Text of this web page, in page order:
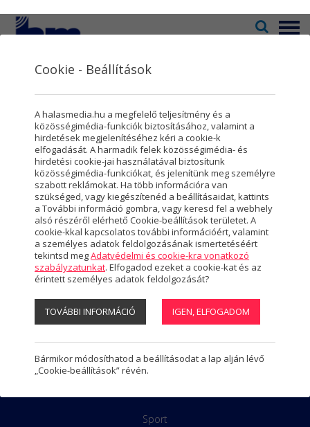
Menü
Televízió
5
Kultúra
Rovatok
Újság
2
Városmarketing
Szolgáltatások
Rólunk
Hasznos
Regisztráció
Rovatok
TELEVÍZIÓ
Megtekinthető műsoraink
Képújság
KULTÚRA
Aktuális programok
Állandó programok
Kiskunhalasi Tájház
Sport
Cookie - Beállítások
A halasmedia.hu a megfelelő teljesítmény és a
közösségimédia-funkciók biztosításához, valamint a
hirdetések megjelenítéséhez kéri a cookie-k
elfogadását. A harmadik felek közösségimédia- és
hirdetési cookie-jai használatával biztosítunk
közösségimédia-funkciókat, és jelenítünk meg személyre
szabott reklámokat. Ha több információra van
szükséged, vagy kiegészítenéd a beállításaidat, kattints
a További információ gombra, vagy keresd fel a webhely
alsó részéről elérhető Cookie-beállítások területet. A
cookie-kkal kapcsolatos további információért, valamint
a személyes adatok feldolgozásának ismertetéséért
tekintsd megAdatvédelmi és cookie-kra vonatkozó
szabályzatunkat. Elfogadod ezeket a cookie-kat és az
érintett személyes adatok feldolgozását?
TOVÁBBI INFORMÁCIÓ IGEN, ELFOGADOM
Bármikor módosíthatod a beállításodat a lap alján lévő
„Cookie-beállítások” révén.